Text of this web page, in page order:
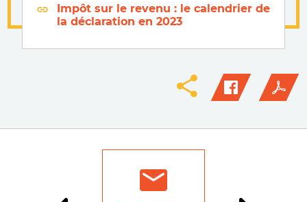
Impôt sur le revenu : le calendrier de
la déclaration en 2023